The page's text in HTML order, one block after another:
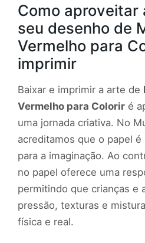
Como aproveitar
seu desenho de
Vermelho para
imprimir
Baixar e imprimir a arte de
Vermelho para Colorir é
uma jornada criativa. No
acreditamos que o papel
para a imaginação. Ao
no papel oferece uma
permitindo que crianças e
pressão, texturas e
física e real.